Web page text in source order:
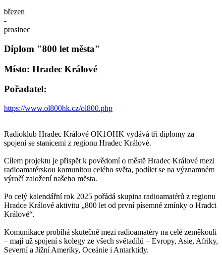
březen
-
prosinec
Diplom "800 let města"
Místo: Hradec Králové
Pořadatel:
https://www.ol800hk.cz/ol800.php
Radioklub Hradec Králové OK1OHK vydává tři diplomy za
spojení se stanicemi z regionu Hradec Králové.
Cílem projektu je přispět k povědomí o městě Hradec Králové mezi
radioamatérskou komunitou celého světa, podílet se na významném
výročí založení našeho města.
Po celý kalendářní rok 2025 pořádá skupina radioamatérů z regionu
Hradce Králové aktivitu „800 let od první písemné zmínky o Hradci
Králové“.
Komunikace probíhá skutečně mezi radioamatéry na celé zeměkouli
– mají už spojení s kolegy ze všech světadílů – Evropy, Asie, Afriky,
Severní a Jižní Ameriky, Oceánie i Antarktidy.